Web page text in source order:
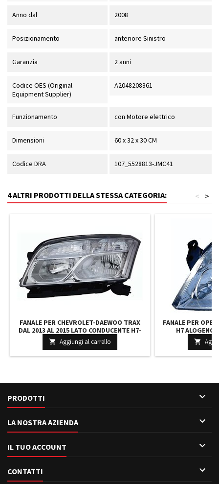
Anno dal 2008
Posizionamento anteriore Sinistro
Garanzia 2 anni
Codice OES (Original
Equipment Supplier)
A2048208361
Funzionamento con Motore elettrico
Dimensioni 60 x 32 x 30 CM
Codice DRA 107_5528813-JMC41
4 ALTRI PRODOTTI DELLA STESSA CATEGORIA: >
<
FANALE PER CHEVROLET-DAEWOO TRAX
DAL 2013 AL 2015 LATO CONDUCENTE H7-
H1-W21-5W ALOGENO CON MOTORE
ELETTRICO PARABOLA CROMATA
 Aggiungi al carrello
FANALE PER
H7 ALOGENO
REGOLAZIONE

PRODOTTI 
LA NOSTRA AZIENDA 
IL TUO ACCOUNT 
CONTATTI 